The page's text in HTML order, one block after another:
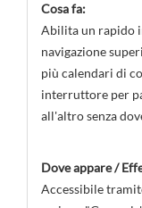
Cosa fa:
Abilita un rapido
navigazione
più calendari di
interruttore per
all'altro senza
Dove appare /
Accessibile